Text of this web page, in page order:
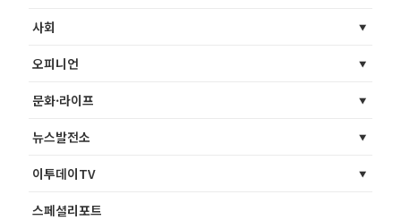
사회
오피니언
문화·라이프
뉴스발전소
이투데이TV
스페셜리포트